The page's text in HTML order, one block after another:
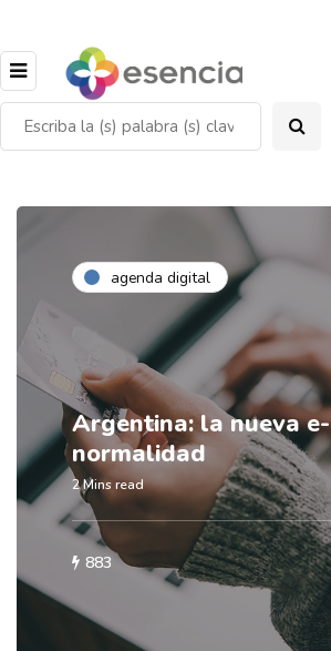
agenda digital
Argentina: la nueva e-
normalidad
2 Mins read
883